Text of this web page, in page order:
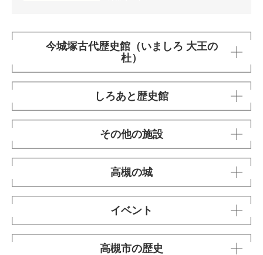
今城塚古代歴史館（いましろ 大王の
杜）
しろあと歴史館
その他の施設
高槻の城
イベント
高槻市の歴史